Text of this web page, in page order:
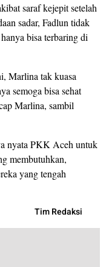
saraf kejepit setelah
sadar, Fadlun tidak
bisa terbaring di
Marlina tak kuasa
semoga bisa sehat
Marlina, sambil
nyata PKK Aceh untuk
membutuhkan,
yang tengah
Tim Redaksi